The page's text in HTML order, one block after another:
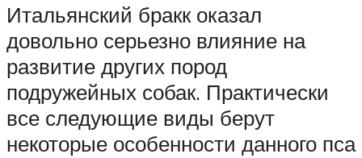
Итальянский бракк оказал
довольно серьезно влияние на
развитие других пород
подружейных собак. Практически
все следующие виды берут
некоторые особенности данного пса